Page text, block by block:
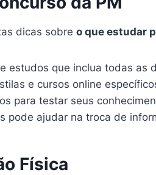
dicas sobre o que estudar
estudos que inclua todas as
e cursos online
para testar seus
pode ajudar na troca de
Física